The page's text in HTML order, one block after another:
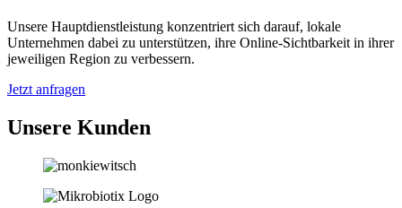
Unsere Hauptdienstleistung konzentriert sich darauf, lokale
Unternehmen dabei zu unterstützen, ihre Online-Sichtbarkeit in ihrer
jeweiligen Region zu verbessern.
Jetzt anfragen
Unsere Kunden